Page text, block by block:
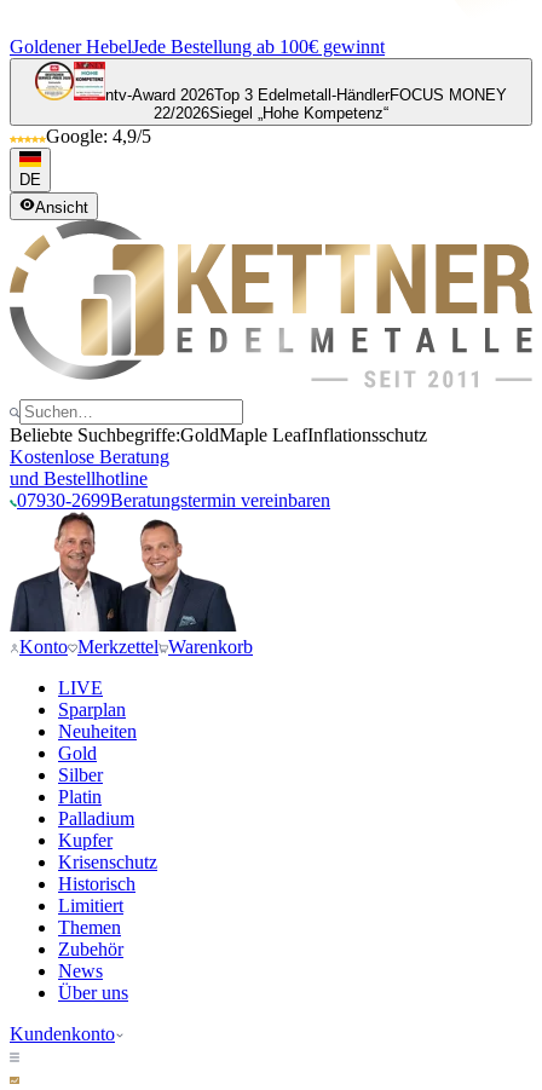
Goldener HebelJede Bestellung ab 100€ gewinnt
ntv-Award 2026Top 3 Edelmetall-HändlerFOCUS MONEY
22/2026Siegel „Hohe Kompetenz“
Google: 4,9/5
DE
Ansicht
Beliebte Suchbegriffe:GoldMaple LeafInflationsschutz
Kostenlose Beratung
und Bestellhotline
07930-2699Beratungstermin vereinbaren
Konto Merkzettel Warenkorb
LIVE
Sparplan
Neuheiten
Gold
Silber
Platin
Palladium
Kupfer
Krisenschutz
Historisch
Limitiert
Themen
Zubehör
News
Über uns
Kundenkonto